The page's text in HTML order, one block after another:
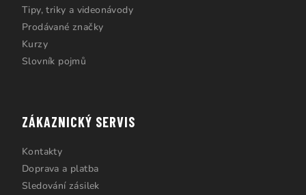
Tipy, triky a videonávody
Prodávané značky
Kurzy
Slovník pojmů
ZÁKAZNICKÝ SERVIS
Kontakty
Doprava a platba
Sledování zásilek